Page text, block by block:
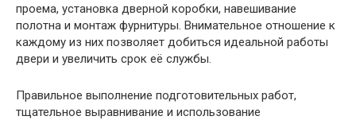
проема, установка дверной коробки, навешивание
полотна и монтаж фурнитуры. Внимательное отношение к
каждому из них позволяет добиться идеальной работы
двери и увеличить срок её службы.
Правильное выполнение подготовительных работ,
тщательное выравнивание и использование